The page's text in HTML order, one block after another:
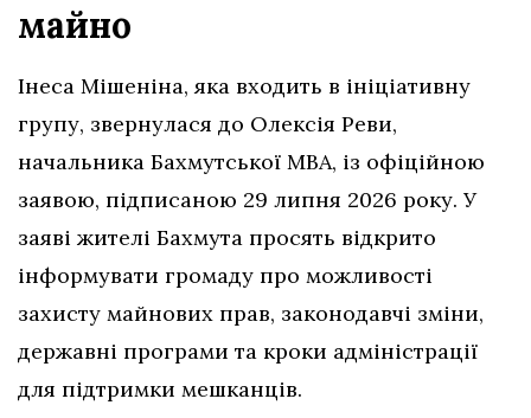
майно
Інеса Мішеніна, яка входить в ініціативну
групу, звернулася до Олексія Реви,
начальника Бахмутської МВА, із офіційною
заявою, підписаною 29 липня 2026 року. У
заяві жителі Бахмута просять відкрито
інформувати громаду про можливості
захисту майнових прав, законодавчі зміни,
державні програми та кроки адміністрації
для підтримки мешканців.